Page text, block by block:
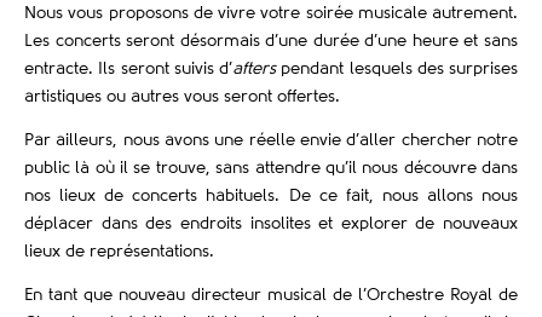
Nous vous proposons de vivre votre soirée musicale autrement.
Les concerts seront désormais d’une durée d’une heure et sans
entracte. Ils seront suivis d’afters pendant lesquels des surprises
artistiques ou autres vous seront offertes.
Par ailleurs, nous avons une réelle envie d’aller chercher notre
public là où il se trouve, sans attendre qu’il nous découvre dans
nos lieux de concerts habituels. De ce fait, nous allons nous
déplacer dans des endroits insolites et explorer de nouveaux
lieux de représentations.
En tant que nouveau directeur musical de l’Orchestre Royal de